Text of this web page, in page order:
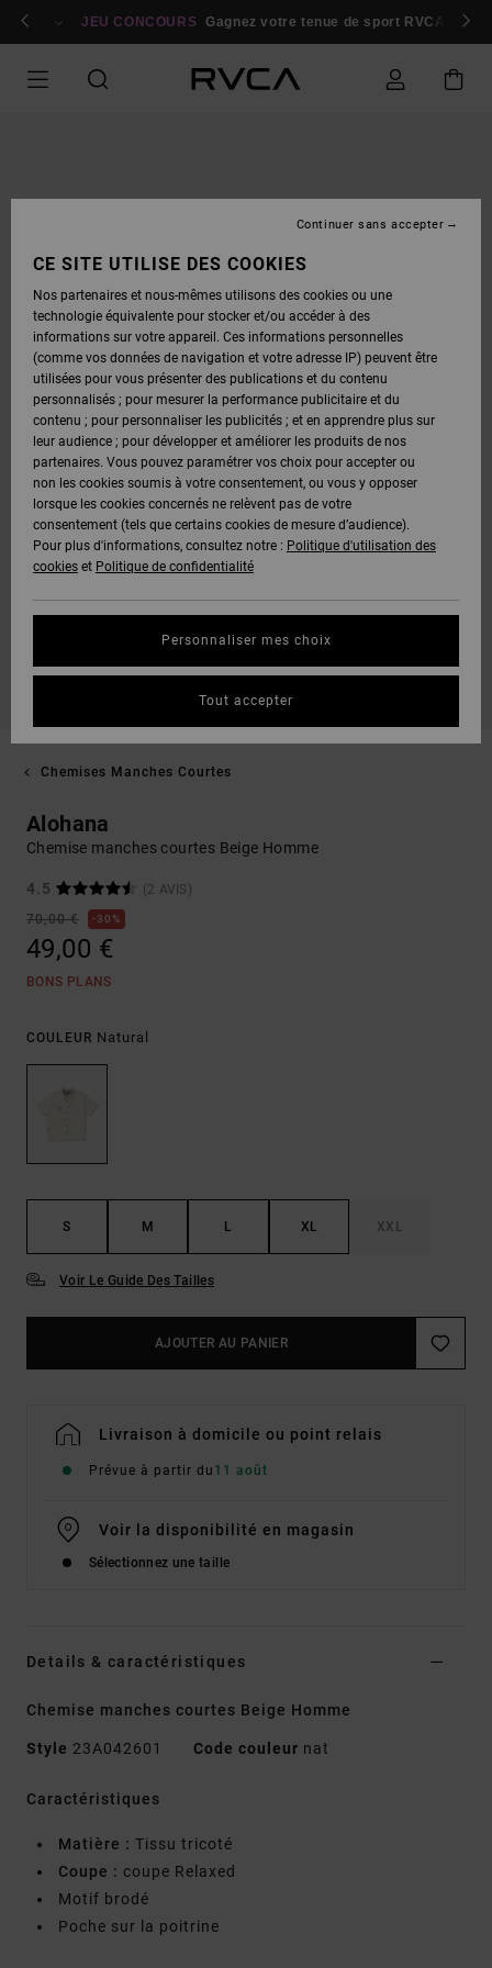
Se connecter / s'inscrire
JEU CONCOURS Gagnez votre tenue de sport RVCA
Chemises Manches Courtes
Alohana
Chemise manches courtes Beige Homme
4.5
(2 AVIS)
70,00 €
30%
49,00 €
BONS PLANS
COULEUR Natural
S M L XL XXL
Voir Le Guide Des Tailles
AJOUTER AU PANIER
Livraison à domicile ou point relais
Prévue à partir du 11 août
Voir la disponibilité en magasin
Sélectionnez une taille
Details & caractéristiques
Chemise manches courtes Beige Homme
Style 23A042601 Code couleur nat
Caractéristiques
Matière : Tissu tricoté
Coupe : coupe Relaxed
Motif brodé
Poche sur la poitrine
CE SITE UTILISE DES COOKIES
Nos partenaires et nous-mêmes utilisons des cookies ou une
technologie équivalente pour stocker et/ou accéder à des
informations sur votre appareil. Ces informations personnelles
(comme vos données de navigation et votre adresse IP) peuvent être
utilisées pour vous présenter des publications et du contenu
personnalisés ; pour mesurer la performance publicitaire et du
contenu ; pour personnaliser les publicités ; et en apprendre plus sur
leur audience ; pour développer et améliorer les produits de nos
partenaires. Vous pouvez paramétrer vos choix pour accepter ou
non les cookies soumis à votre consentement, ou vous y opposer
lorsque les cookies concernés ne relèvent pas de votre
consentement (tels que certains cookies de mesure d’audience).
Pour plus d'informations, consultez notre : Politique d'utilisation des
cookies et Politique de confidentialité
Personnaliser mes choix
Continuer sans accepter
Tout accepter